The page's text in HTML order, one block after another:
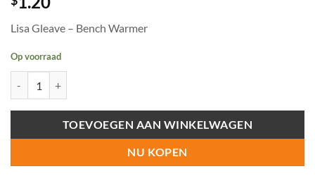
Lisa Gleave – Bench Warmer
Op voorraad
TOEVOEGEN AAN WINKELWAGEN
NU KOPEN